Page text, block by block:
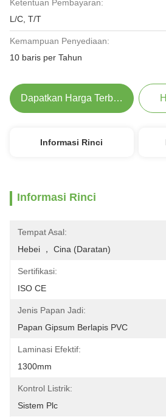
Ketentuan Pembayaran:
L/C, T/T
Kemampuan Penyediaan:
10 baris per Tahun
Dapatkan Harga Terbaik
Informasi Rinci
Informasi Rinci
Tempat Asal:
Hebei ， Cina (Daratan)
Sertifikasi:
ISO CE
Jenis Papan Jadi:
Papan Gipsum Berlapis PVC
Laminasi Efektif:
1300mm
Kontrol Listrik:
Sistem Plc